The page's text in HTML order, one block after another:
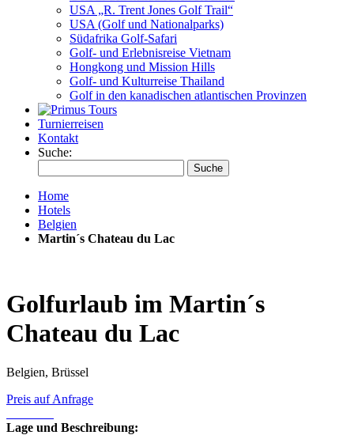
USA „R. Trent Jones Golf Trail“
USA (Golf und Nationalparks)
Südafrika Golf-Safari
Golf- und Erlebnisreise Vietnam
Hongkong und Mission Hills
Golf- und Kulturreise Thailand
Golf in den kanadischen atlantischen Provinzen
Turnierreisen
Kontakt
Suche:
Suche
Home
Hotels
Belgien
Martin´s Chateau du Lac
Golfurlaub im Martin´s
Chateau du Lac
Belgien, Brüssel
Preis auf Anfrage
Lage und Beschreibung: